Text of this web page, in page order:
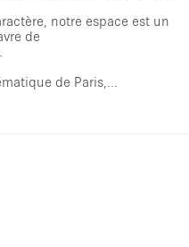
notre espace est un
de
de Paris,...